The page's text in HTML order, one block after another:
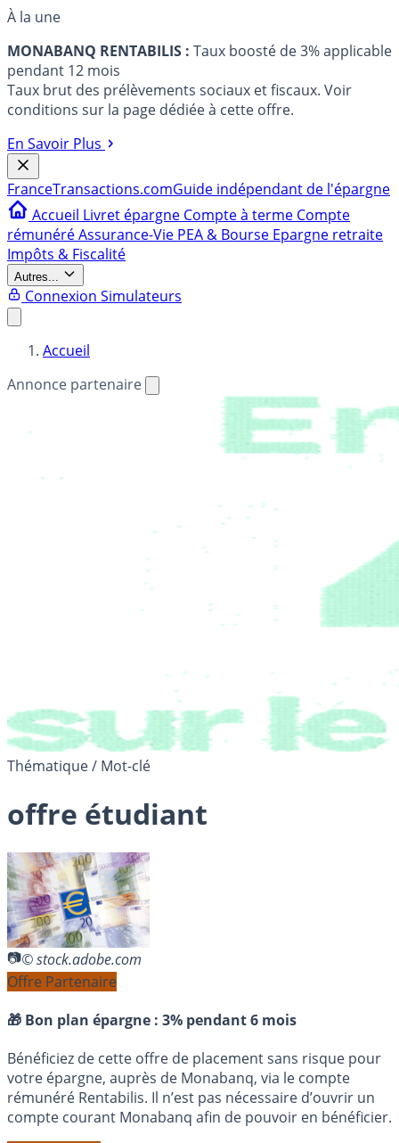
À la une
MONABANQ RENTABILIS : Taux boosté de 3% applicable
pendant 12 mois
Taux brut des prélèvements sociaux et fiscaux. Voir
conditions sur la page dédiée à cette offre.
En Savoir Plus
FranceTransactions.comGuide indépendant de l'épargne
Accueil Livret épargne Compte à terme Compte
rémunéréAssurance-Vie PEA & Bourse Epargne retraite
Impôts & Fiscalité
Autres...
Connexion Simulateurs
Accueil
Annonce partenaire
Thématique / Mot-clé
offre étudiant
© stock.adobe.com
Offre Partenaire
🎁 Bon plan épargne : 3% pendant 6 mois
Bénéficiez de cette offre de placement sans risque pour
votre épargne, auprès de Monabanq, via le compte
rémunéré Rentabilis. Il n’est pas nécessaire d’ouvrir un
compte courant Monabanq afin de pouvoir en bénéficier.